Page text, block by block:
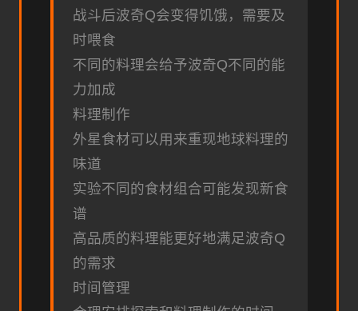
战斗后波奇Q会变得饥饿，需要及
时喂食
不同的料理会给予波奇Q不同的能
力加成
料理制作
外星食材可以用来重现地球料理的
味道
实验不同的食材组合可能发现新食
谱
高品质的料理能更好地满足波奇Q
的需求
时间管理